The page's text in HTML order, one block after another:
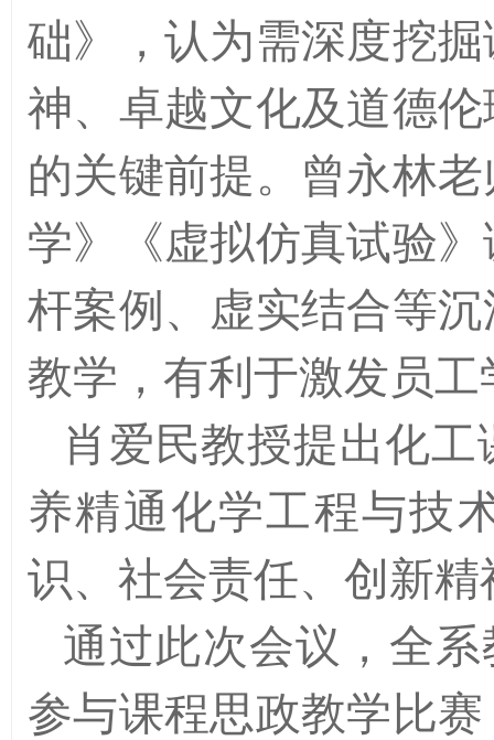
础》，认为需深度挖
神、卓越文化及道德
的关键前提。曾永林
学》《虚拟仿真试验
杆案例、虚实结合等
教学，有利于激发员
肖爱民教授提出化
养精通化学工程与技
识、社会责任、创新
通过此次会议，全
参与课程思政教学比